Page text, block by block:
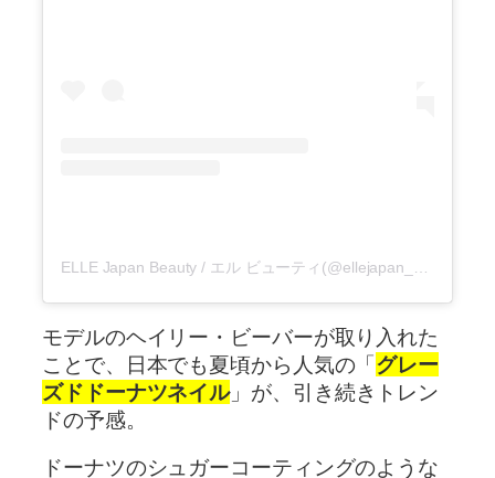
ELLE Japan Beauty / エル ビューティ(@ellejapan_beauty)がシェアした投稿
モデルのヘイリー・ビーバーが取り入れた
ことで、日本でも夏頃から人気の「グレー
ズドドーナツネイル」が、引き続きトレン
ドの予感。
ドーナツのシュガーコーティングのような